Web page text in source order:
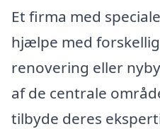
Et firma med
hjælpe med
renovering eller
af de centrale
tilbyde deres